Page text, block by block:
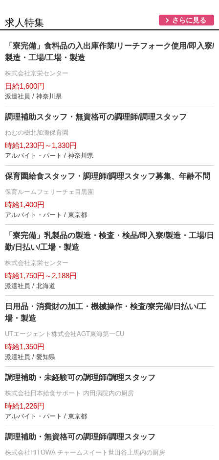
求人特集 さらに見る
「寮完備」食料品の入出庫作業/リーチフォーク使用/即入寮/
製造・工場/工場・製造
株式会社京栄センター
日給1,600円
派遣社員 / 神奈川県
調理補助スタッフ・無資格可の調理師/調理スタッフ
ねむの樹北加瀬保育園
時給1,230円～1,330円
アルバイト・パート / 神奈川県
保育園給食スタッフ・調理師/調理スタッフ募集、年齢不問
保育ルームフェリーチェ目黒園
時給1,400円
アルバイト・パート / 東京都
「寮完備」乳製品の製造・検査・検品/即入寮/製造・工場/日
勤/日払い/工場・製造
株式会社京栄センター
時給1,750円～2,188円
派遣社員 / 北海道
日用品・消費財の加工・機械操作・検査/寮完備/日払い/工
場・製造
UTエージェント株式会社AGT東海第一CU
時給1,350円
派遣社員 / 愛知県
調理補助・未経験可の調理師/調理スタッフ
株式会社日本給食サポート 内田病院内の厨房
時給1,226円
アルバイト・パート / 東京都
調理補助・無資格可の調理師/調理スタッフ
株式会社HITOWA チャームスイート世田谷上馬内の厨房